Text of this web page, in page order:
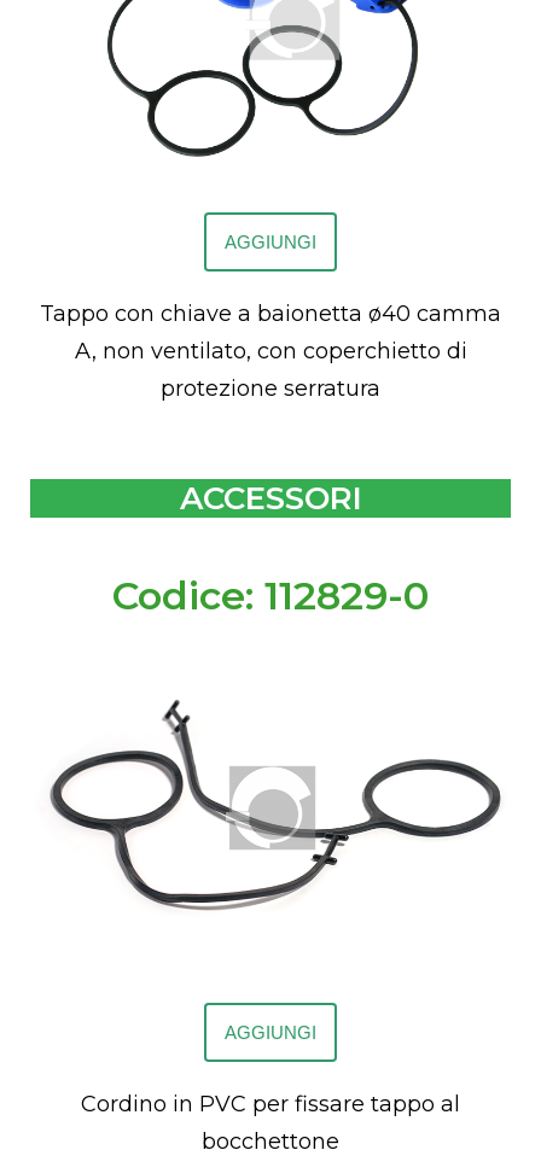
AGGIUNGI
Tappo con chiave a baionetta ø40 camma
A, non ventilato, con coperchietto di
protezione serratura
ACCESSORI
Codice: 112829-0
AGGIUNGI
Cordino in PVC per fissare tappo al
bocchettone